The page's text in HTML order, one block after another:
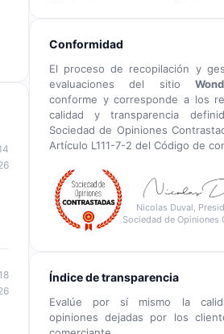
Conformidad
El proceso de recopilación y
evaluaciones del sitio
conforme y corresponde a los
calidad y transparencia
Sociedad de Opiniones
Artículo L111-7-2 del Código de
Nicolas Duval,
Sociedad de Opiniones
Índice de transparencia
Evalúe por sí mismo la
opiniones dejadas por los